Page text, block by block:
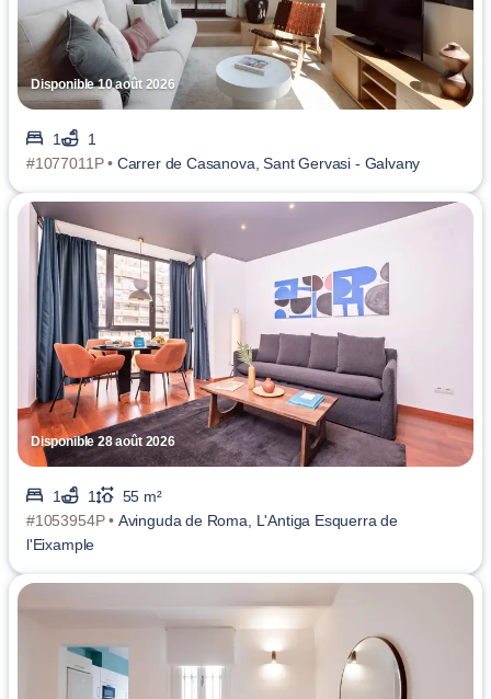
Disponible 10 août 2026
1
1
#1077011P • Carrer de Casanova, Sant Gervasi - Galvany
Disponible 28 août 2026
1 1
55 m²
#1053954P • Avinguda de Roma, L'Antiga Esquerra de
l'Eixample